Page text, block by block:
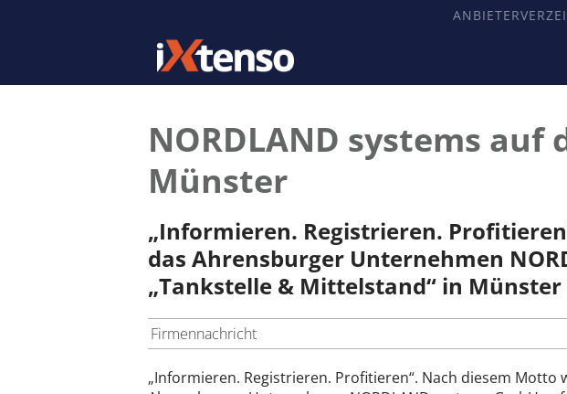
NORDLAND systems
Münster
„Informieren. Registrieren.
das Ahrensburger Unternehmen
„Tankstelle & Mittelstand“ in
Firmennachricht
„Informieren. Registrieren. Profitieren“. Nach diesem Motto